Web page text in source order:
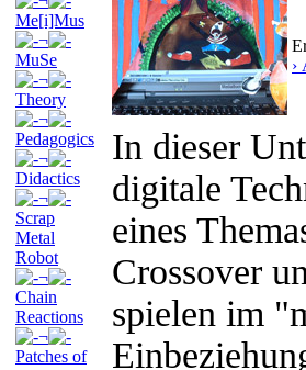
Me[i]Mus
¬
MuSe
¬
Theory
¬
Pedagogics
¬
Didactics
¬
Scrap
Metal
Robot
¬
Chain
Reactions
¬
Patches of
›
In dieser
digitale
eines
Crossover
spielen im